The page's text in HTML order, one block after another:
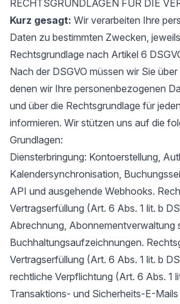
RECHTSGRUNDLAGEN FÜR DIE
Kurz gesagt: Wir verarbeiten Ihre
Daten zu bestimmten Zwecken,
Rechtsgrundlage nach Artikel 6
Nach der DSGVO müssen wir Sie
denen wir Ihre personenbezogenen
und über die Rechtsgrundlage für
informieren. Wir stützen uns auf die
Grundlagen:
Diensterbringung: Kontoerstellung,
Kalendersynchronisation,
API und ausgehende Webhooks.
Vertragserfüllung (Art. 6 Abs. 1 lit. b
Abrechnung, Abonnementverwaltung
Buchhaltungsaufzeichnungen.
Vertragserfüllung (Art. 6 Abs. 1 lit. b
rechtliche Verpflichtung (Art. 6 Abs. 1
Transaktions- und Sicherheits-E-